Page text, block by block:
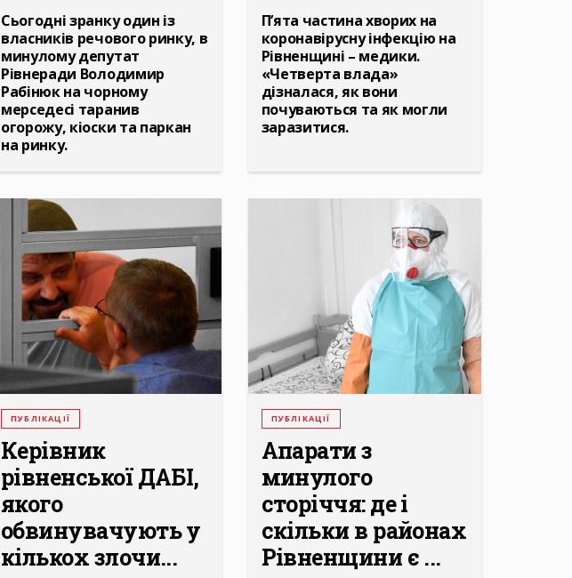
Сьогодні зранку один із
власників речового ринку, в
минулому депутат
Рівнеради Володимир
Рабінюк на чорному
мерседесі таранив
огорожу, кіоски та паркан
на ринку.
П’ята частина хворих на
коронавірусну інфекцію на
Рівненщині – медики.
«Четверта влада»
дізналася, як вони
почуваються та як могли
заразитися.
ПУБЛІКАЦІЇ
Керівник
рівненської ДАБІ,
якого
обвинувачують у
кількох злочи...
ПУБЛІКАЦІЇ
Апарати з
минулого
сторіччя: де і
скільки в районах
Рівненщини є ...